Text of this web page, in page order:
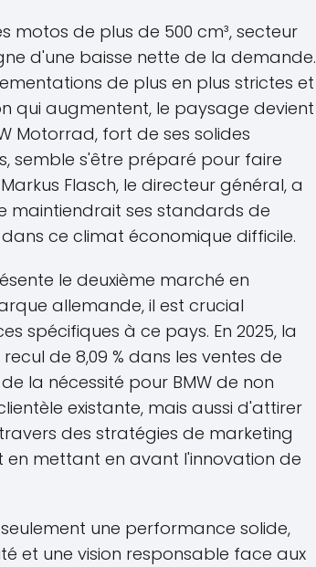
motos de plus de 500 cm³, secteur
d'une baisse nette de la demande.
de plus en plus strictes et
qui augmentent, le paysage devient
Motorrad, fort de ses solides
semble s'être préparé pour faire
Flasch, le directeur général, a
maintiendrait ses standards de
ce climat économique difficile.
le deuxième marché en
allemande, il est crucial
spécifiques à ce pays. En 2025, la
de 8,09 % dans les ventes de
la nécessité pour BMW de non
existante, mais aussi d'attirer
des stratégies de marketing
mettant en avant l'innovation de
une performance solide,
et une vision responsable face aux